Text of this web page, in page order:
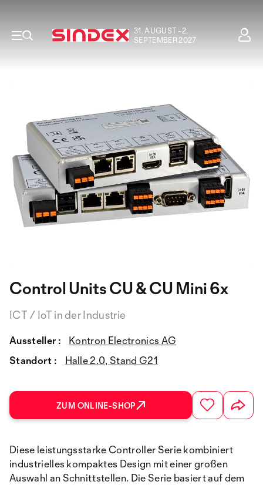
31. AUGUST - 2.
SEPTEMBER 2027
Control Units CU & CU Mini 6x
ICT / IoT in der Industrie
Aussteller :
Kontron Electronics AG
Standort :
Halle 2.0, Stand G21
ZUM ONLINE-SHOP
Diese leistungsstarke Controller Serie kombiniert
industrielles kompaktes Design mit einer großen
Auswahl an Schnittstellen. Die Serie basiert auf dem